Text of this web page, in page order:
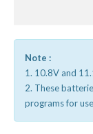
Note :
1. 10.8V and
2. These
programs for